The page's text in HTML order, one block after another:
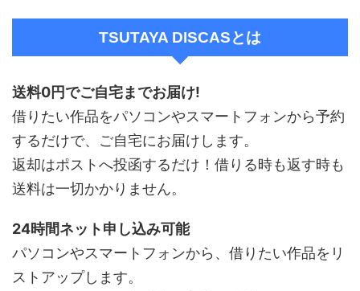
TSUTAYA DISCASとは
送料0円でご自宅までお届け!
借りたい作品をパソコンやスマートフォンから予約
するだけで、ご自宅にお届けします。
返却はポストへ投函するだけ！借りる時も返す時も
送料は一切かかりません。
24時間ネット申し込み可能
パソコンやスマートフォンから、借りたい作品をリ
ストアップします。